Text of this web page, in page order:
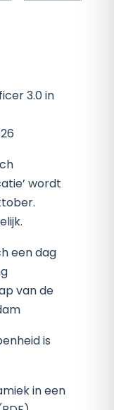
3.0 in
wordt
een dag
van de
is
in een